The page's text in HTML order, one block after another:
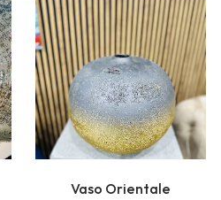
Vaso Orientale